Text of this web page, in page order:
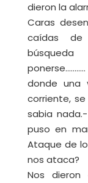
dieron la
Caras
caídas de
donde una
corriente,
sabia
puso en
Ataque de
nos ataca?
Nos